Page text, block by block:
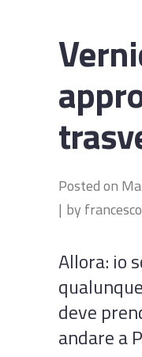
Posted on
by
Allora: io
deve
andare a